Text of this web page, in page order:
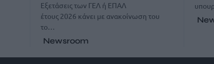
Εξετάσεις των ΓΕΛ ή ΕΠΑΛ
έτους 2026 κάνει με ανακοίνωση του
το…
Newsroom